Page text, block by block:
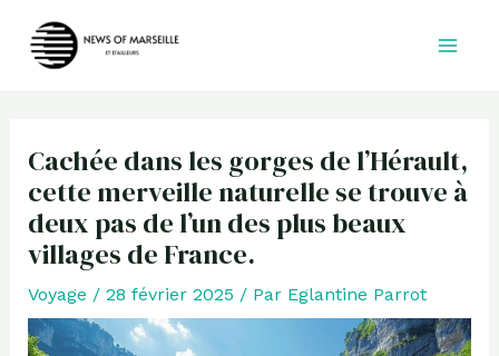
Cachée dans les gorges de l’Hérault,
cette merveille naturelle se trouve à
deux pas de l’un des plus beaux
villages de France.
Voyage / 28 février 2025 / Par Eglantine Parrot